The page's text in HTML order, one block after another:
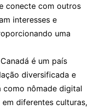
conecte com outros
interesses e
uma
é um país
diversificada e
como nômade digital
diferentes culturas,